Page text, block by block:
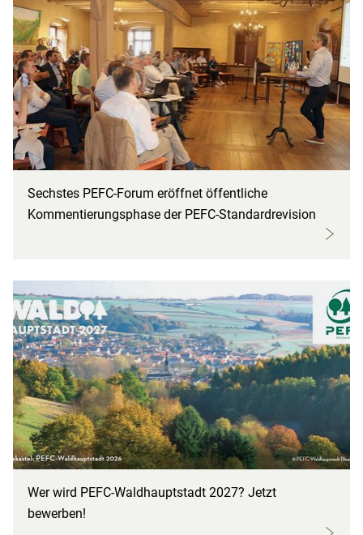
Sechstes PEFC-Forum eröffnet öffentliche
Kommentierungsphase der PEFC-Standardrevision
Wer wird PEFC-Waldhauptstadt 2027? Jetzt
bewerben!